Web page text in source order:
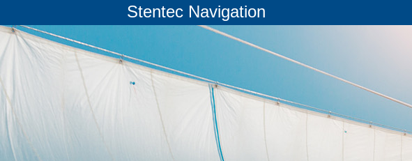
Stentec Navigation